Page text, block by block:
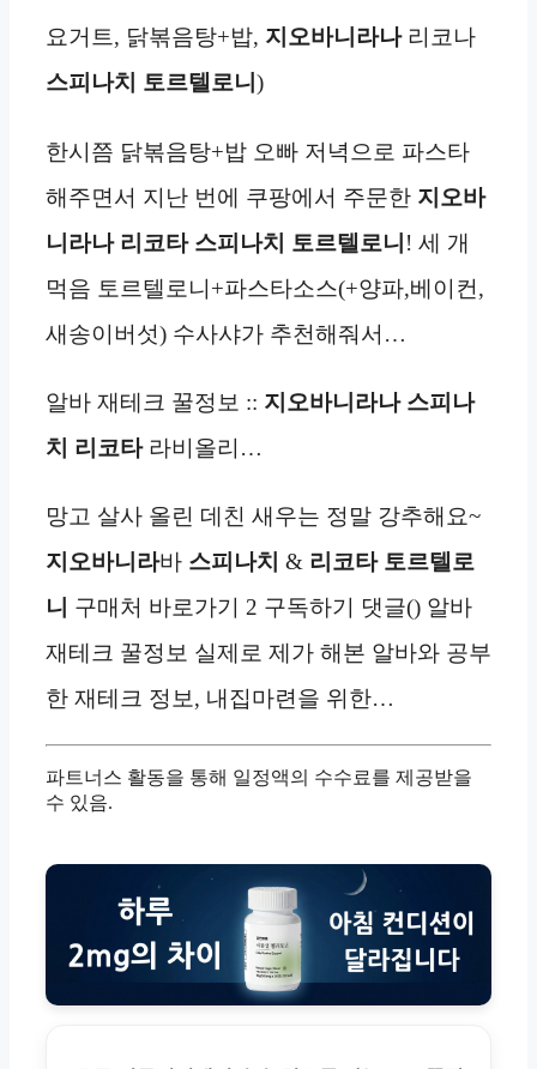
요거트, 닭볶음탕+밥, 지오바니라나리코나
스피나치 토르텔로니 )
한시쯤 닭볶음탕+밥 오빠 저녁으로 파스타
해주면서 지난 번에 쿠팡에서 주문한 지오바
니라나 리코타 스피나치 토르텔로니 ! 세 개
먹음 토르텔로니+파스타소스(+양파,베이컨,
새송이버섯) 수사샤가 추천해줘서…
알바 재테크 꿀정보 :: 지오바니라나 스피나
치 리코타라비올리…
망고 살사 올린 데친 새우는 정말 강추해요~
지오바니라바 스피나치 & 리코타 토르텔로
니 구매처 바로가기 2 구독하기 댓글() 알바
재테크 꿀정보 실제로 제가 해본 알바와 공부
한 재테크 정보, 내집마련을 위한…
파트너스 활동을 통해 일정액의 수수료를 제공받을
수 있음.